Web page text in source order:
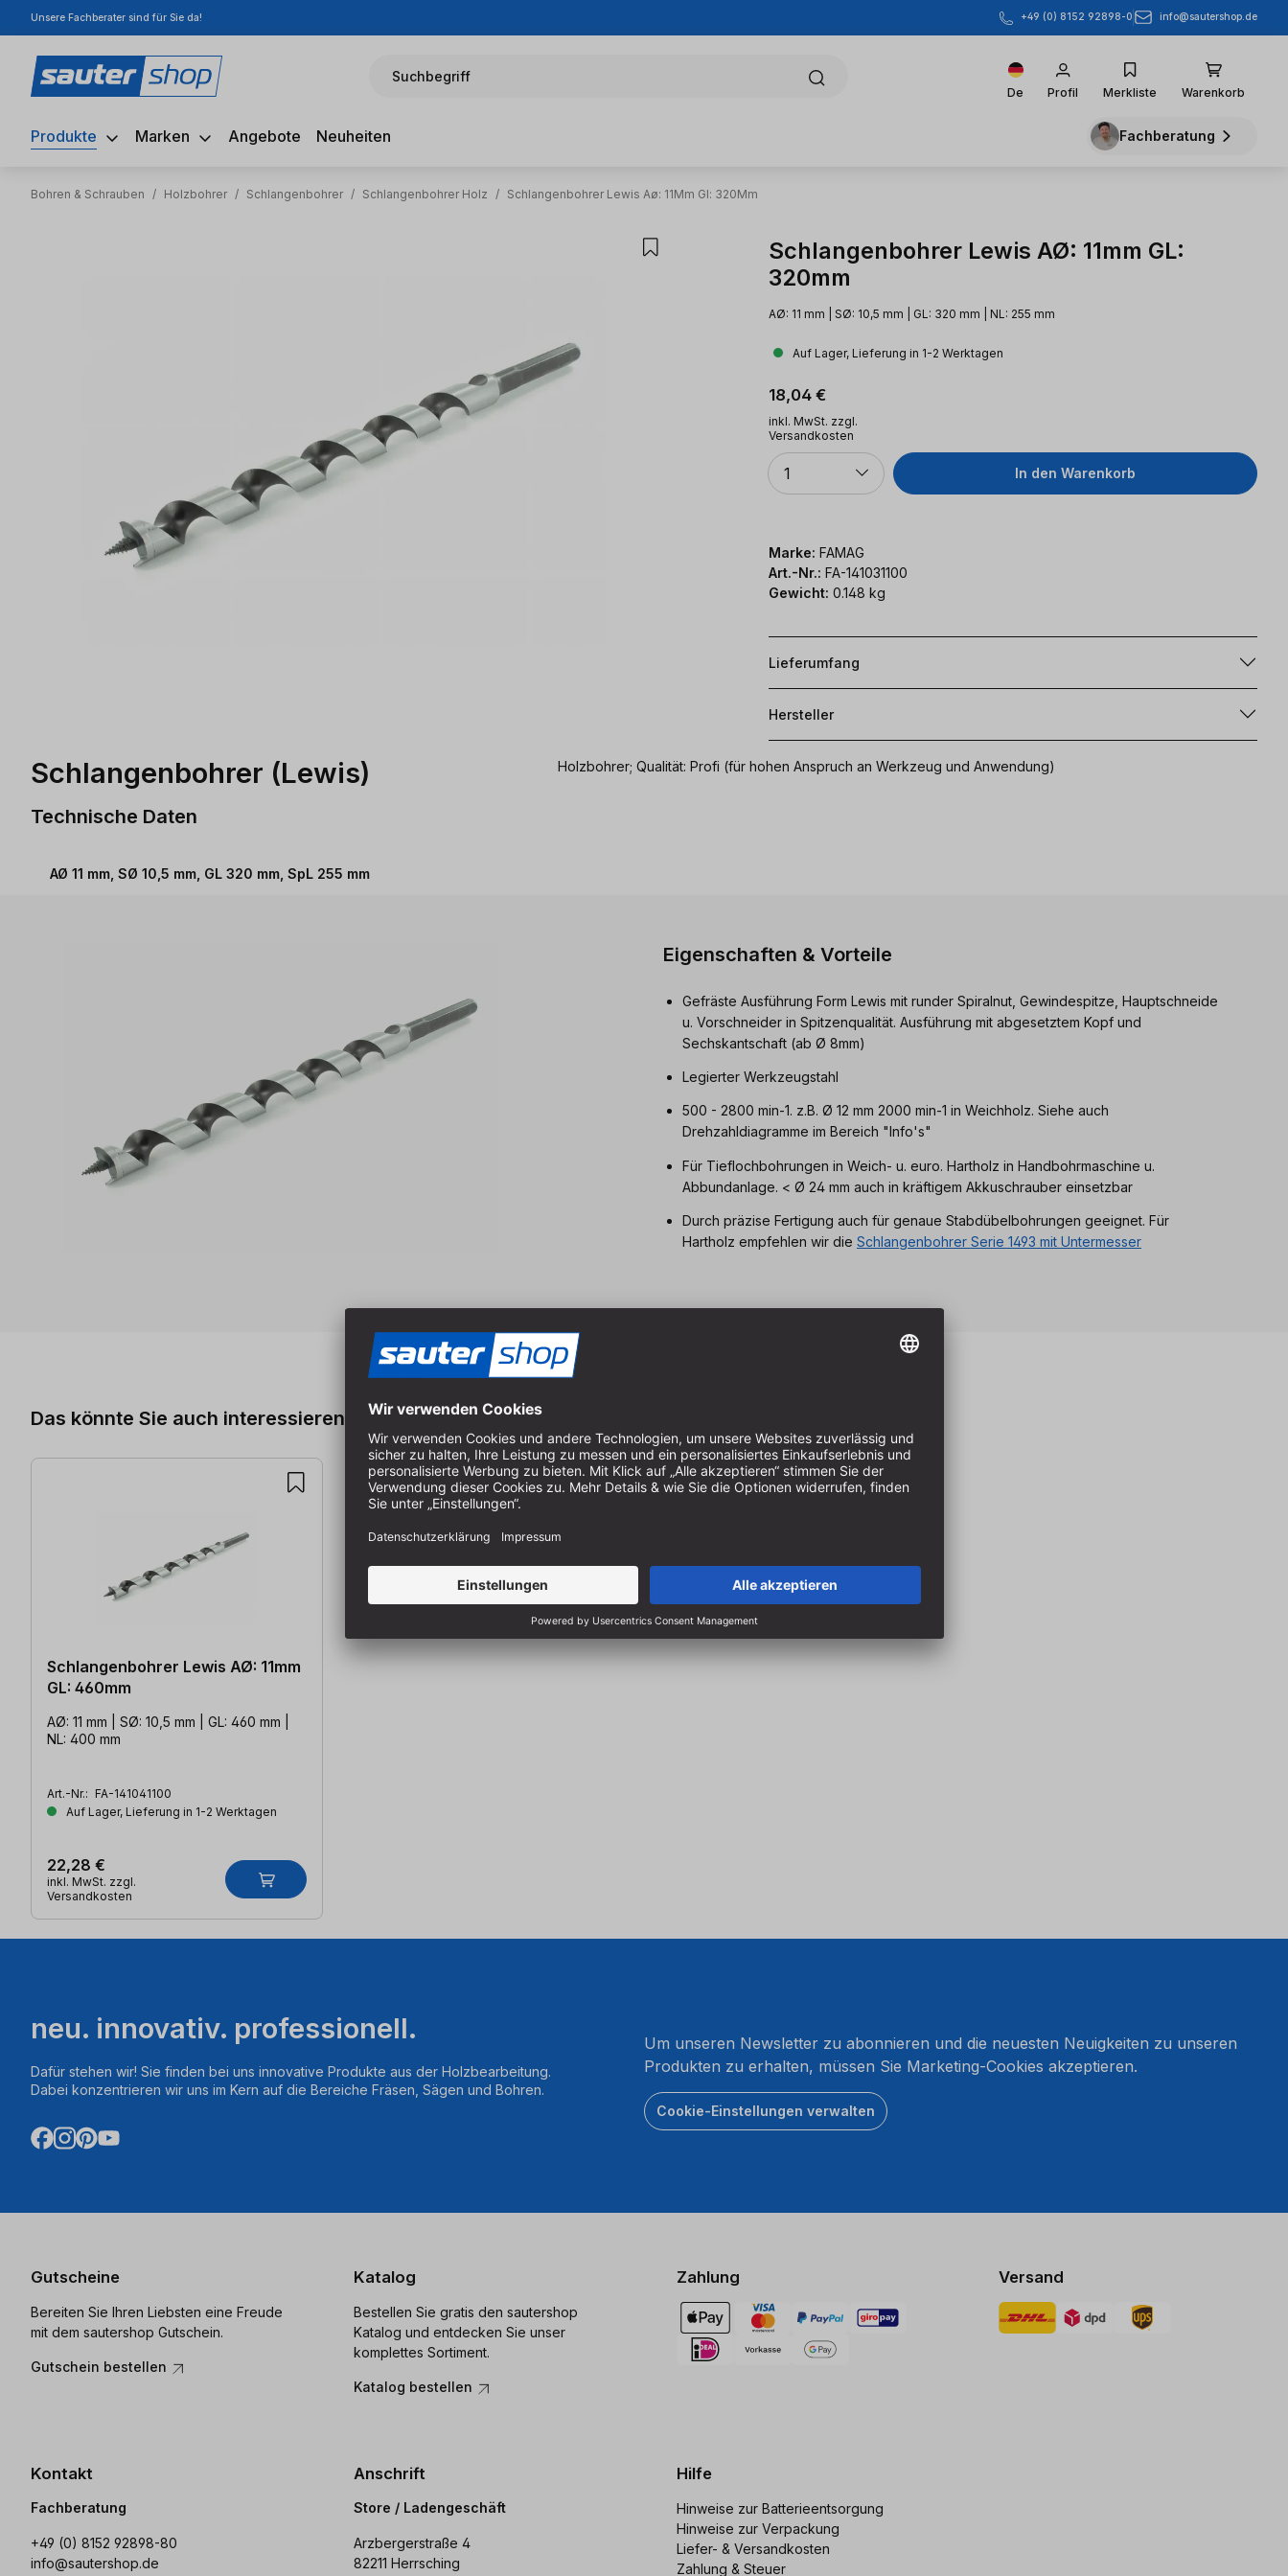
Hauptinhalt springen
Zur Suche springen
Zur Hauptnavigation springen
Unsere Fachberater sind für Sie da! +49 (0) 8152 92898-0 info@sautershop.de
Suchbegriff
De Profil Merkliste Warenkorb
Produkte Marken Angebote Neuheiten Fachberatung
Bohren & Schrauben / Holzbohrer / Schlangenbohrer / Schlangenbohrer Holz / Schlangenbohrer Lewis Aø: 11Mm Gl: 320Mm
Schlangenbohrer Lewis AØ: 11mm GL:
320mm
AØ: 11 mm | SØ: 10,5 mm | GL: 320 mm | NL: 255 mm
Auf Lager, Lieferung in 1-2 Werktagen
Regulärer Preis:
18,04 €
inkl. MwSt. zzgl.
Versandkosten
Anzahl
1 In den Warenkorb
Marke: FAMAG
Art.-Nr.: FA-141031100
Gewicht: 0.148 kg
Lieferumfang
Hersteller
Schlangenbohrer (Lewis) Holzbohrer; Qualität: Profi (für hohen Anspruch an Werkzeug und Anwendung)
Technische Daten
AØ 11 mm, SØ 10,5 mm, GL 320 mm, SpL 255 mm
Eigenschaften & Vorteile
Gefräste Ausführung Form Lewis mit runder Spiralnut, Gewindespitze, Hauptschneide
u. Vorschneider in Spitzenqualität. Ausführung mit abgesetztem Kopf und
Sechskantschaft (ab Ø 8mm)
Legierter Werkzeugstahl
500 - 2800 min-1. z.B. Ø 12 mm 2000 min-1 in Weichholz. Siehe auch
Drehzahldiagramme im Bereich "Info's"
Für Tieflochbohrungen in Weich- u. euro. Hartholz in Handbohrmaschine u.
Abbundanlage. < Ø 24 mm auch in kräftigem Akkuschrauber einsetzbar
Durch präzise Fertigung auch für genaue Stabdübelbohrungen geeignet. Für
Hartholz empfehlen wir die Schlangenbohrer Serie 1493 mit Untermesser
Das könnte Sie auch interessieren
Schlangenbohrer Lewis AØ: 11mm
GL: 460mm
AØ: 11 mm | SØ: 10,5 mm | GL: 460 mm |
NL: 400 mm
Art.-Nr.: FA-141041100
Auf Lager, Lieferung in 1-2 Werktagen
22,28 €
inkl. MwSt. zzgl.
Versandkosten
neu. innovativ. professionell.
Dafür stehen wir! Sie finden bei uns innovative Produkte aus der Holzbearbeitung.
Dabei konzentrieren wir uns im Kern auf die Bereiche Fräsen, Sägen und Bohren.
Um unseren Newsletter zu abonnieren und die neuesten Neuigkeiten zu unseren
Produkten zu erhalten, müssen Sie Marketing-Cookies akzeptieren.
Cookie-Einstellungen verwalten
Gutscheine
Bereiten Sie Ihren Liebsten eine Freude
mit dem sautershop Gutschein.
Gutschein bestellen
Katalog
Bestellen Sie gratis den sautershop
Katalog und entdecken Sie unser
komplettes Sortiment.
Katalog bestellen
Zahlung Versand
Kontakt
Fachberatung
+49 (0) 8152 92898-80
info@sautershop.de
Anschrift
Store / Ladengeschäft
Arzbergerstraße 4
82211 Herrsching
Hilfe
Hinweise zur Batterieentsorgung
Hinweise zur Verpackung
Liefer- & Versandkosten
Zahlung & Steuer